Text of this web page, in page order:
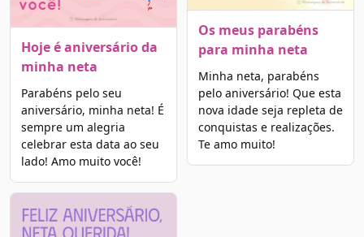
Hoje é aniversário da
minha neta
Parabéns pelo seu
aniversário, minha neta! É
sempre um alegria
celebrar esta data ao seu
lado! Amo muito você!
Os meus parabéns
para minha neta
Minha neta, parabéns
pelo aniversário! Que esta
nova idade seja repleta de
conquistas e realizações.
Te amo muito!